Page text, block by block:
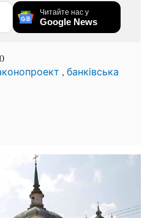
Читайте нас у
Google News
, банківська